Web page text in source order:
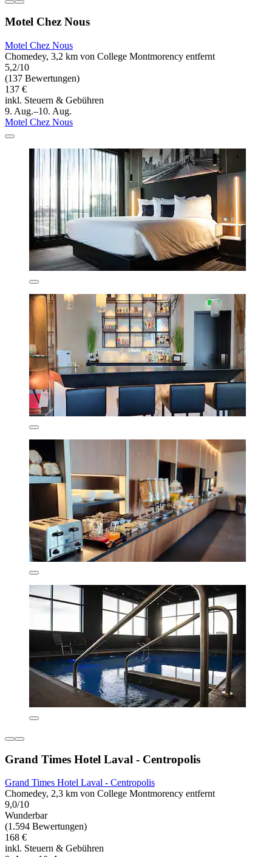
Motel Chez Nous
Motel Chez Nous
Chomedey, 3,2 km von College Montmorency entfernt
5,2/10
(137 Bewertungen)
137 €
inkl. Steuern & Gebühren
9. Aug.–10. Aug.
Motel Chez Nous
Grand Times Hotel Laval - Centropolis
Grand Times Hotel Laval - Centropolis
Chomedey, 2,3 km von College Montmorency entfernt
9,0/10
Wunderbar
(1.594 Bewertungen)
168 €
inkl. Steuern & Gebühren